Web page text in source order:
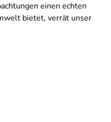
einen echten
bietet, verrät unser